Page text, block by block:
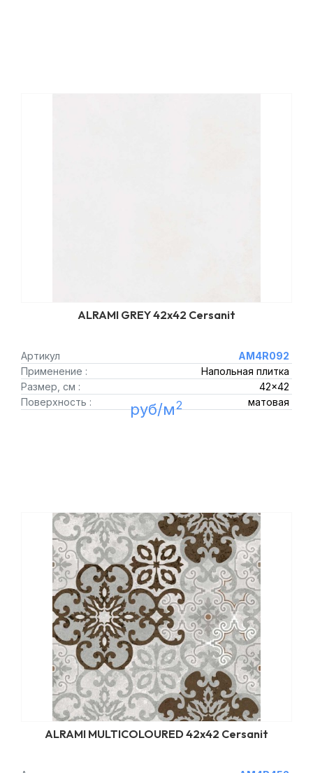
ALRAMI GREY 42x42 Cersanit
Артикул
AM4R092
Применение :
Напольная плитка
Размер, см :
42x42
Поверхность :
матовая
руб/м2
ALRAMI MULTICOLOURED 42x42 Cersanit